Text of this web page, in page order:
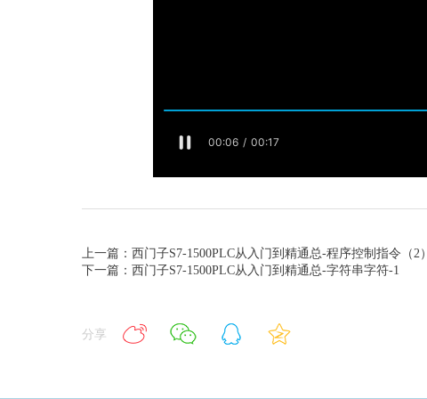
上一篇：西门子S7-1500PLC从入门到精通总-程序控制指令（2）
下一篇：西门子S7-1500PLC从入门到精通总-字符串字符-1
分享